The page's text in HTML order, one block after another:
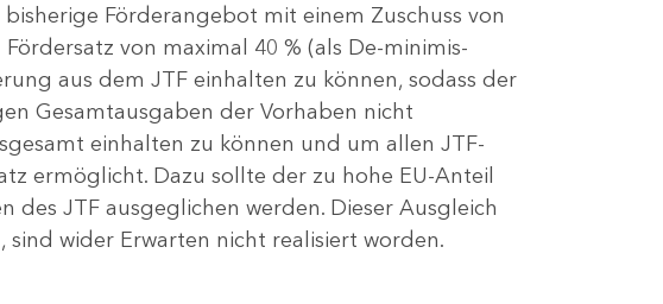
Förderangebot mit einem Zuschuss von
von maximal 40 % (als De-minimis-
aus dem JTF einhalten zu können, sodass der
Gesamtausgaben der Vorhaben nicht
einhalten zu können und um allen JTF-
ermöglicht. Dazu sollte der zu hohe EU-Anteil
JTF ausgeglichen werden. Dieser Ausgleich
wider Erwarten nicht realisiert worden.